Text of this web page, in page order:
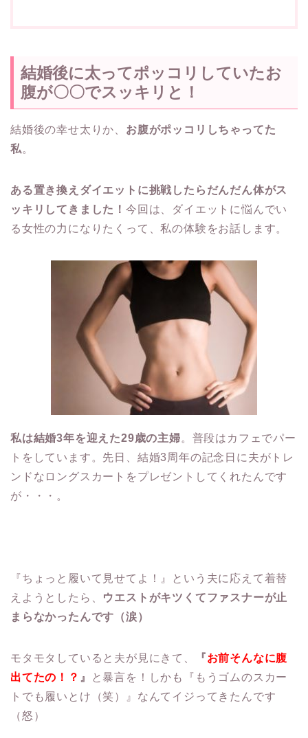
結婚後に太ってポッコリしていたお
腹が〇〇でスッキリと！
結婚後の幸せ太りか、 お腹がポッコリしちゃってた
私。
ある置き換えダイエットに挑戦したらだんだん体がス
ッキリしてきました！今回は、ダイエットに悩んでい
る女性の力になりたくって、私の体験をお話します。
私は結婚3年を迎えた29歳の主婦。普段はカフェでパー
トをしています。先日、結婚3周年の記念日に夫がトレ
ンドなロングスカートをプレゼントしてくれたんです
が・・・。
『ちょっと履いて見せてよ！』という夫に応えて着替
えようとしたら、 ウエストがキツくてファスナーが止
まらなかったんです（涙）
モタモタしていると夫が見にきて、 『お前そんなに腹
出てたの！？ 』
と暴言を！しかも『もうゴムのスカー
トでも履いとけ（笑）』なんてイジってきたんです
（怒）